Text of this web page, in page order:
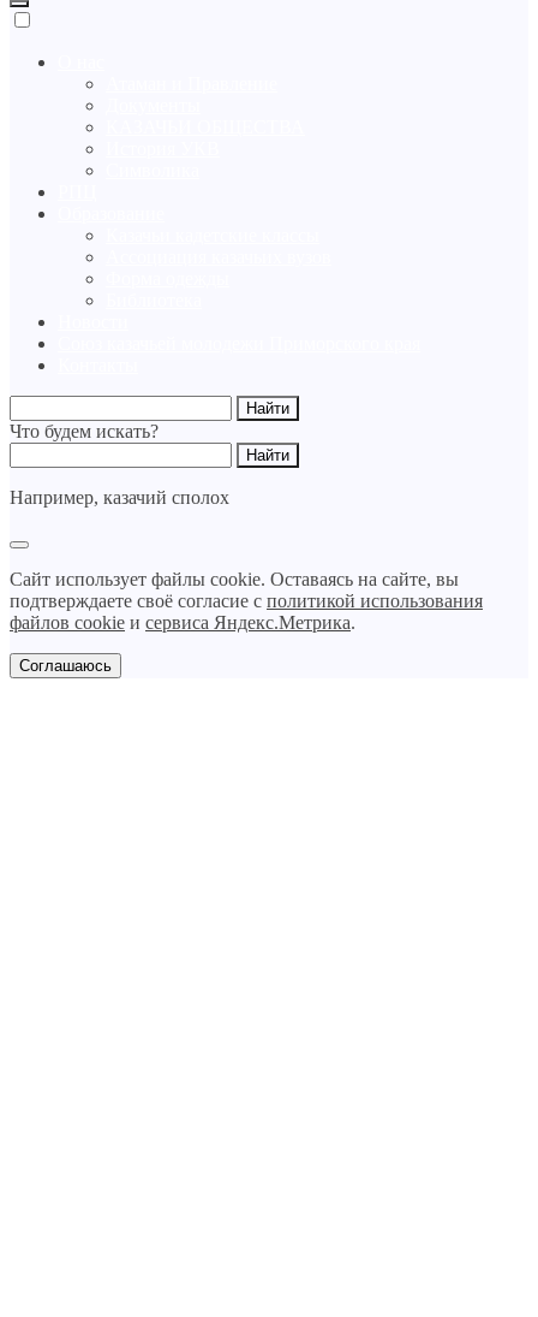
Что будем искать?
Например, казачий сполох
Сайт использует файлы cookie. Оставаясь на сайте, вы
подтверждаете своё согласие с политикой использования
файлов cookie и сервиса Яндекс.Метрика.
Соглашаюсь